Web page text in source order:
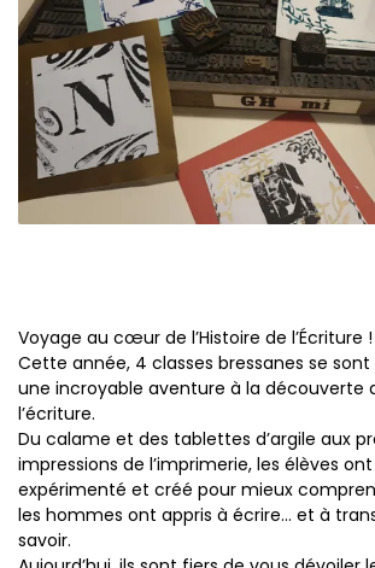
Voyage au cœur de l’Histoire de l’Écriture !
Cette année, 4 classes bressanes se
une incroyable aventure à la découverte
l’écriture.
Du calame et des tablettes d’argile aux
impressions de l’imprimerie, les élèves
expérimenté et créé pour mieux
les hommes ont appris à écrire… et à
savoir.